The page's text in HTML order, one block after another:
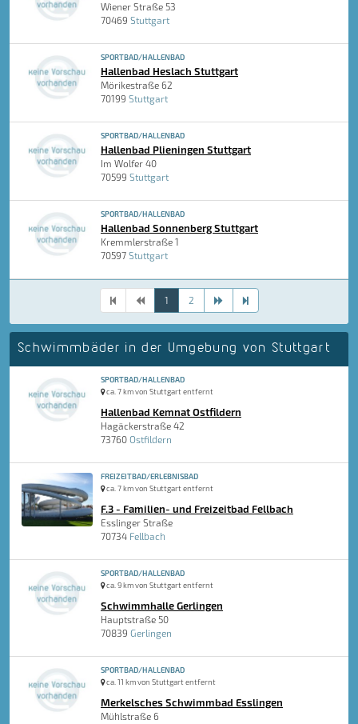
Wiener Straße 53
70469 Stuttgart
SPORTBAD/HALLENBAD
Hallenbad Heslach Stuttgart
Mörikestraße 62
70199 Stuttgart
SPORTBAD/HALLENBAD
Hallenbad Plieningen Stuttgart
Im Wolfer 40
70599 Stuttgart
SPORTBAD/HALLENBAD
Hallenbad Sonnenberg Stuttgart
Kremmlerstraße 1
70597 Stuttgart
1 2
Schwimmbäder in der Umgebung von Stuttgart
SPORTBAD/HALLENBAD
ca. 7 km von Stuttgart entfernt
Hallenbad Kemnat Ostfildern
Hagäckerstraße 42
73760 Ostfildern
FREIZEITBAD/ERLEBNISBAD
ca. 7 km von Stuttgart entfernt
F.3 - Familien- und Freizeitbad Fellbach
Esslinger Straße
70734 Fellbach
SPORTBAD/HALLENBAD
ca. 9 km von Stuttgart entfernt
Schwimmhalle Gerlingen
Hauptstraße 50
70839 Gerlingen
SPORTBAD/HALLENBAD
ca. 11 km von Stuttgart entfernt
Merkelsches Schwimmbad Esslingen
Mühlstraße 6